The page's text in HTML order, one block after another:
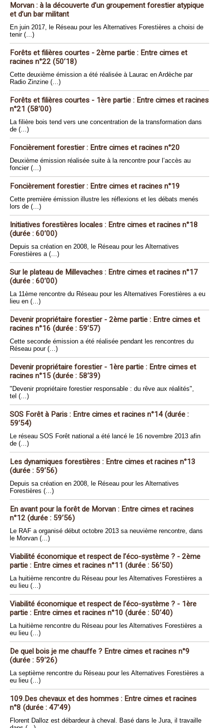
Morvan : à la découverte d’un groupement forestier atypique
et d’un bar militant
En juin 2017, le Réseau pour les Alternatives Forestières a choisi de
tenir (…)
Forêts et filières courtes - 2ème partie : Entre cimes et
racines n°22 (50’18)
Cette deuxième émission a été réalisée à Laurac en Ardèche par
Radio Zinzine (…)
Forêts et filières courtes - 1ère partie : Entre cimes et racines
n°21 (58’00)
La filière bois tend vers une concentration de la transformation dans
de (…)
Foncièrement forestier : Entre cimes et racines n°20
Deuxième émission réalisée suite à la rencontre pour l’accès au
foncier (…)
Foncièrement forestier : Entre cimes et racines n°19
Cette première émission illustre les réflexions et les débats menés
lors de (…)
Initiatives forestières locales : Entre cimes et racines n°18
(durée : 60’00)
Depuis sa création en 2008, le Réseau pour les Alternatives
Forestières a (…)
Sur le plateau de Millevaches : Entre cimes et racines n°17
(durée : 60’00)
La 11ème rencontre du Réseau pour les Alternatives Forestières a eu
lieu en (…)
Devenir propriétaire forestier - 2ème partie : Entre cimes et
racines n°16 (durée : 59’57)
Cette seconde émission a été réalisée pendant les rencontres du
Réseau pour (…)
Devenir propriétaire forestier - 1ère partie : Entre cimes et
racines n°15 (durée : 58’39)
"Devenir propriétaire forestier responsable : du rêve aux réalités",
tel (…)
SOS Forêt à Paris : Entre cimes et racines n°14 (durée :
59’54)
Le réseau SOS Forêt national a été lancé le 16 novembre 2013 afin
de (…)
Les dynamiques forestières : Entre cimes et racines n°13
(durée : 59’56)
Depuis sa création en 2008, le Réseau pour les Alternatives
Forestières (…)
En avant pour la forêt de Morvan : Entre cimes et racines
n°12 (durée : 59’56)
Le RAF a organisé début octobre 2013 sa neuvième rencontre, dans
le Morvan (…)
Viabilité économique et respect de l’éco-système ? - 2ème
partie : Entre cimes et racines n°11 (durée : 56’50)
La huitième rencontre du Réseau pour les Alternatives Forestières a
eu lieu (…)
Viabilité économique et respect de l’éco-système ? - 1ère
partie : Entre cimes et racines n°10 (durée : 50’40)
La huitième rencontre du Réseau pour les Alternatives Forestières a
eu lieu (…)
De quel bois je me chauffe ? Entre cimes et racines n°9
(durée : 59’26)
La septième rencontre du Réseau pour les Alternatives Forestières a
eu lieu (…)
109.Des chevaux et des hommes : Entre cimes et racines
n°8 (durée : 47’49)
Florent Dalloz est débardeur à cheval. Basé dans le Jura, il travaille